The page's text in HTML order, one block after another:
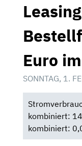
Euro
SONNTAG, 1.
kombiniert:
kombiniert: